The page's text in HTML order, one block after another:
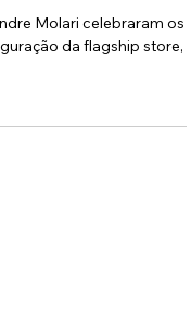
Molari celebraram os
da flagship store,